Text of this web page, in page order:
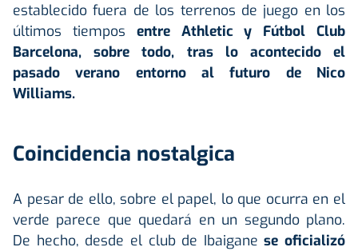
establecido fuera de los terrenos de juego en los
últimos tiempos entre Athletic y Fútbol Club
Barcelona, sobre todo, tras lo acontecido el
pasado verano entorno al futuro de Nico
Williams.
Coincidencia nostalgica
A pesar de ello, sobre el papel, lo que ocurra en el
verde parece que quedará en un segundo plano.
De hecho, desde el club de Ibaiganese oficializó